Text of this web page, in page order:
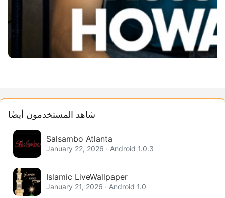
شاهد المستخدمون أيضًا
Salsambo Atlanta
January 22, 2026 · Android 1.0.3
Islamic LiveWallpaper
January 21, 2026 · Android 1.0